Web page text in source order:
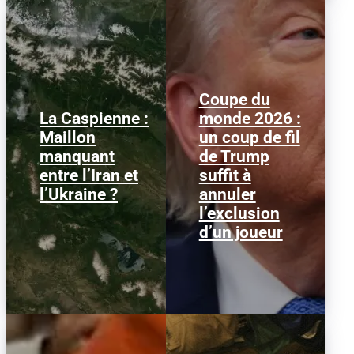
La Caspienne :
Maillon
manquant
entre l’Iran et
l’Ukraine ?
Samedi 25 juillet 2026,
des drones ukrainiens
ont frappé plusieurs
cibles en mer Caspienne,
parmi...
Coupe du
monde 2026 :
un coup de fil
de Trump
suffit à
annuler
l’exclusion
d’un joueur
Le 1er juillet 2026,
l'attaquant américain
Folarin Balogun recevait
un carton rouge
parfaitement...